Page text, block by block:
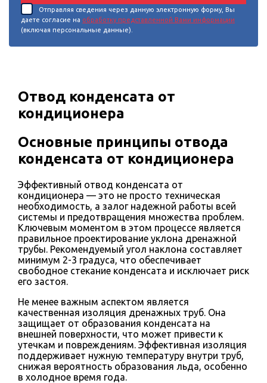
Отправляя сведения через данную электронную форму, Вы
даете согласие на обработку представленной Вами информации
(включая персональные данные).
Отвод конденсата от
кондиционера
Основные принципы отвода
конденсата от кондиционера
Эффективный отвод конденсата от
кондиционера — это не просто техническая
необходимость, а залог надежной работы всей
системы и предотвращения множества проблем.
Ключевым моментом в этом процессе является
правильное проектирование уклона дренажной
трубы. Рекомендуемый угол наклона составляет
минимум 2-3 градуса, что обеспечивает
свободное стекание конденсата и исключает риск
его застоя.
Не менее важным аспектом является
качественная изоляция дренажных труб. Она
защищает от образования конденсата на
внешней поверхности, что может привести к
утечкам и повреждениям. Эффективная изоляция
поддерживает нужную температуру внутри труб,
снижая вероятность образования льда, особенно
в холодное время года.